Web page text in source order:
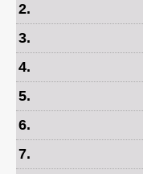
2.
3.
4.
5.
6.
7.